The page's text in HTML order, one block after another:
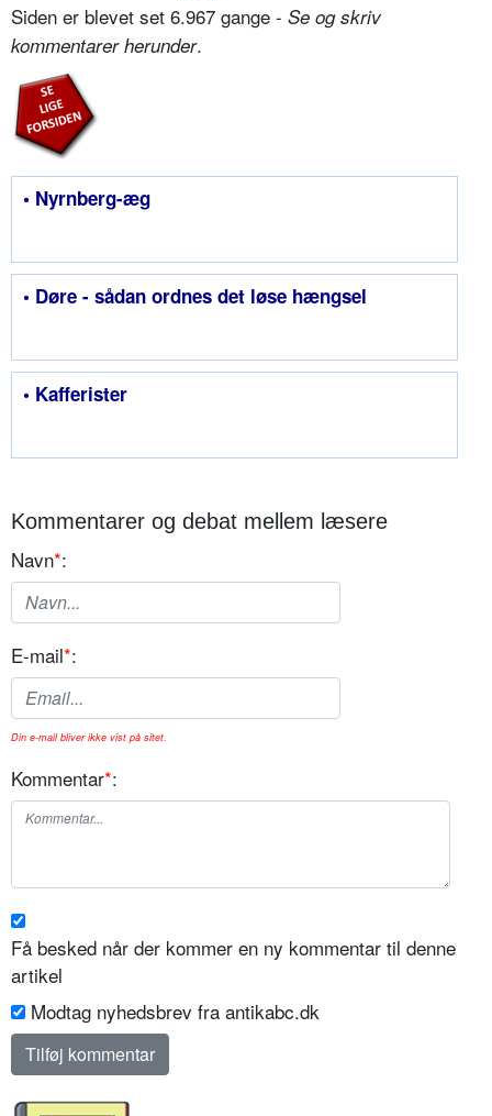
Siden er blevet set 6.967 gange - Se og skriv
kommentarer herunder.
• Nyrnberg-æg
• Døre - sådan ordnes det løse hængsel
• Kafferister
Kommentarer og debat mellem læsere
Navn*:
E-mail*:
Din e-mail bliver ikke vist på sitet.
Kommentar*:
Få besked når der kommer en ny kommentar til denne
artikel
Modtag nyhedsbrev fra antikabc.dk